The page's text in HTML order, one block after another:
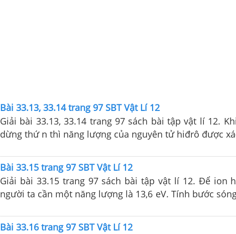
Bài 33.13, 33.14 trang 97 SBT Vật Lí 12
Giải bài 33.13, 33.14 trang 97 sách bài tập vật lí 12.
dừng thứ n thì năng lượng của nguyên tử hiđrô được
Bài 33.15 trang 97 SBT Vật Lí 12
Giải bài 33.15 trang 97 sách bài tập vật lí 12. Để ion
người ta cần một năng lượng là 13,6 eV. Tính bước
Bài 33.16 trang 97 SBT Vật Lí 12